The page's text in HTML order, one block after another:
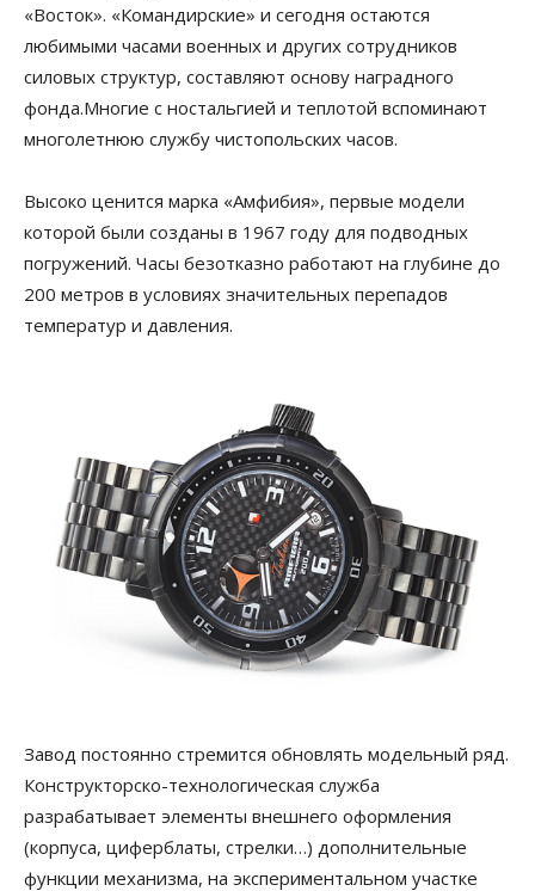
«Восток». «Командирские» и сегодня остаются
любимыми часами военных и других сотрудников
силовых структур, составляют основу наградного
фонда.Многие с ностальгией и теплотой вспоминают
многолетнюю службу чистопольских часов.
Высоко ценится марка «Амфибия», первые модели
которой были созданы в 1967 году для подводных
погружений. Часы безотказно работают на глубине до
200 метров в условиях значительных перепадов
температур и давления.
Завод постоянно стремится обновлять модельный ряд.
Конструкторско-технологическая служба
разрабатывает элементы внешнего оформления
(корпуса, циферблаты, стрелки…) дополнительные
функции механизма, на экспериментальном участке